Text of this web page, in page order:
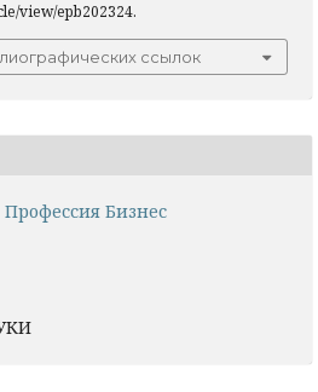
view/epb202324.
ссылок
Бизнес